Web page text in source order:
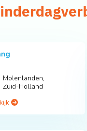
Molenlanden,
Zuid-Holland